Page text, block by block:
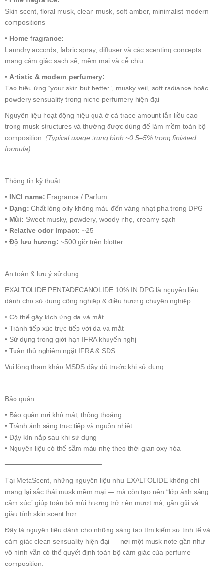
Skin scent, floral musk, clean musk, soft amber, minimalist modern
compositions
• Home fragrance:
Laundry accords, fabric spray, diffuser và các scenting concepts
mang cảm giác sạch sẽ, mềm mại và dễ chịu
• Artistic & modern perfumery:
Tạo hiệu ứng “your skin but better”, musky veil, soft radiance hoặc
powdery sensuality trong niche perfumery hiện đại
Nguyên liệu hoạt động hiệu quả ở cả trace amount lẫn liều cao
trong musk structures và thường được dùng để làm mềm toàn bộ
composition. (Typical usage trung bình ~0.5–5% trong finished
formula)
────────────────────
Thông tin kỹ thuật
• INCI name: Fragrance / Parfum
• Dạng: Chất lỏng oily không màu đến vàng nhạt pha trong DPG
• Mùi: Sweet musky, powdery, woody nhẹ, creamy sạch
• Relative odor impact: ~25
• Độ lưu hương: ~500 giờ trên blotter
────────────────────
An toàn & lưu ý sử dụng
EXALTOLIDE PENTADECANOLIDE 10% IN DPG là nguyên liệu
dành cho sử dụng công nghiệp & điều hương chuyên nghiệp.
• Có thể gây kích ứng da và mắt
• Tránh tiếp xúc trực tiếp với da và mắt
• Sử dụng trong giới hạn IFRA khuyến nghị
• Tuân thủ nghiêm ngặt IFRA & SDS
Vui lòng tham khảo MSDS đầy đủ trước khi sử dụng.
────────────────────
Bảo quản
• Bảo quản nơi khô mát, thông thoáng
• Tránh ánh sáng trực tiếp và nguồn nhiệt
• Đậy kín nắp sau khi sử dụng
• Nguyên liệu có thể sẫm màu nhẹ theo thời gian oxy hóa
────────────────────
Tại MetaScent, những nguyên liệu như EXALTOLIDE không chỉ
mang lại sắc thái musk mềm mại — mà còn tạo nên “lớp ánh sáng
cảm xúc” giúp toàn bộ mùi hương trở nên mượt mà, gần gũi và
giàu tính skin scent hơn.
Đây là nguyên liệu dành cho những sáng tạo tìm kiếm sự tinh tế và
cảm giác clean sensuality hiện đại — nơi một musk note gần như
vô hình vẫn có thể quyết định toàn bộ cảm giác của perfume
composition.
────────────────────